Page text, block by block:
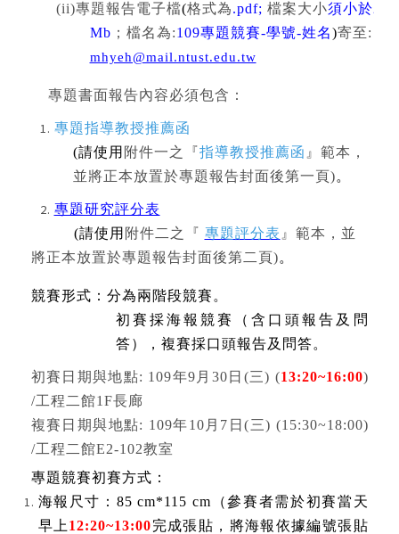
(ii)專題報告電子檔(格式為.pdf; 檔案大小須小於
Mb ；檔名為:109專題競賽-學號-姓名)寄至:
mhyeh@mail.ntust.edu.tw
專題書面報告內容必須包含：
專題指導教授推薦函
(請使用 附件一之『指導教授推薦函 』範本，
並將正本放置於專題報告封面後第一頁)。
專題研究評分表
(請使用 附件二之『 專題評分表 』範本，並
將正本放置於專題報告封面後第二頁)。
競賽形式：分為兩階段競賽。
初賽採海報競賽（含口頭報告及問
答），複賽採口頭報告及問答。
初賽日期與地點: 109年9 月 30 日 (三) (13:20~16:00)
/工程二館1F長廊
複賽日期與地點: 109年10 月 7 日(三) (15:30~18:00)
/工程二館E2-102教室
專題競賽初賽方式：
海報尺寸： 85 cm*115 cm （參賽者需於初賽當天
早上 12:20~13:00完成張貼，將海報依據編號張貼